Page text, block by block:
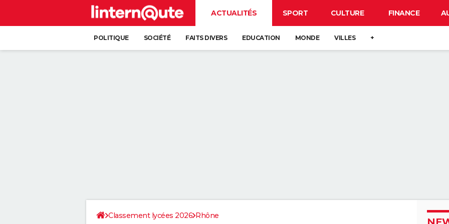
ACTUALITÉS SPORT CULTURE FINANCE
POLITIQUE SOCIÉTÉ FAITS DIVERS EDUCATION MONDE VILLES +
Classement lycées 2026 Rhône